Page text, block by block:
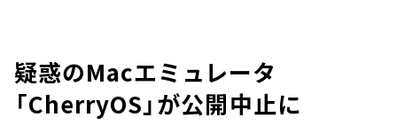
疑惑のMacエミュレータ
「CherryOS」が公開中止に